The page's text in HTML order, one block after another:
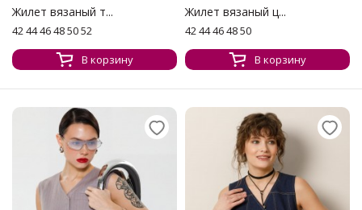
Жилет вязаный т...
42 44 46 48 50 52
В корзину
Жилет вязаный ц...
42 44 46 48 50
В корзину